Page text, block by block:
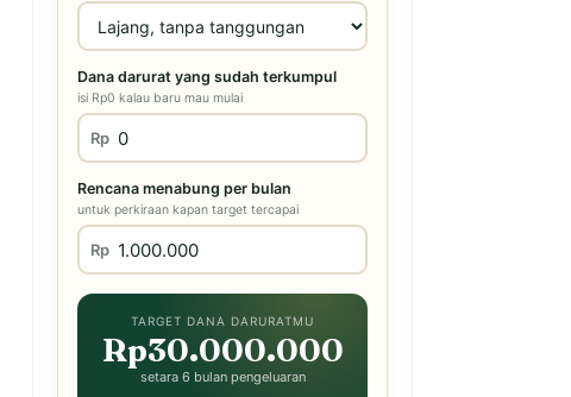
Dana darurat yang sudah terkumpul
isi Rp0 kalau baru mau mulai
Rp
Rencana menabung per bulan
untuk perkiraan kapan target tercapai
Rp
TARGET DANA DARURATMU
Rp30.000.000
setara 6 bulan pengeluaran